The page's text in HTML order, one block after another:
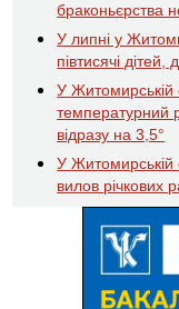
браконьєрства
У липні у
півтисячі дітей,
У Житомирській
температурний
відразу на 3,5°
У Житомирській
вилов річкових